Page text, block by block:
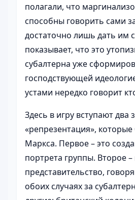
полагали, что
способны говорить сами
достаточно лишь дать им
показывает, что это
субалтерна уже
господствующей
устами нередко говорит
Здесь в игру вступают два
«репрезентация», которые
Маркса. Первое – это
портрета группы. Второе
представительство,
обоих случаях за